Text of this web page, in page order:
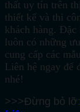
thất uy tín trên
thiết kế và thi
khách hàng.
luôn có những
cung cấp các
Liên hệ ngay để
nhé!
>>>Đừng bỏ lỡ: